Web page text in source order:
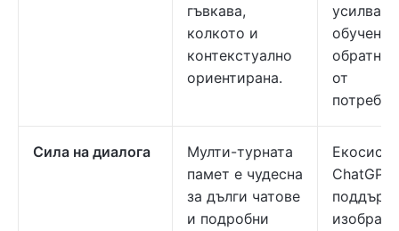
гъвкава,
колкото и
контекстуално
ориентирана.
от
Сила на диалога
Мулти-турната
памет е чудесна
за дълги чатове
и подробни
ChatGPT